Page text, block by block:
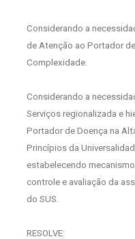
Considerando a
de Atenção ao Portador de
Complexidade.
Considerando a
Serviços regionalizada e
Portador de Doença na
Princípios da
estabelecendo
controle e avaliação da
do SUS.
RESOLVE: